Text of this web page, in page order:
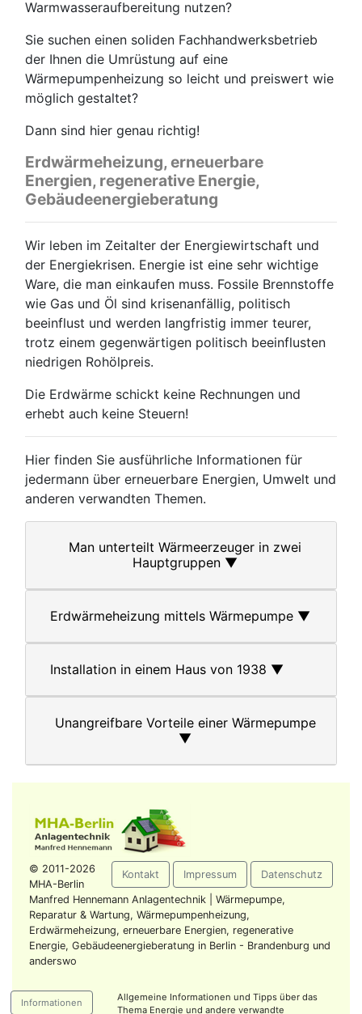
Warmwasseraufbereitung nutzen?
Sie suchen einen soliden Fachhandwerksbetrieb
der Ihnen die Umrüstung auf eine
Wärmepumpenheizung so leicht und preiswert wie
möglich gestaltet?
Dann sind hier genau richtig!
Erdwärmeheizung, erneuerbare
Energien, regenerative Energie,
Gebäudeenergieberatung
Wir leben im Zeitalter der Energiewirtschaft und
der Energiekrisen. Energie ist eine sehr wichtige
Ware, die man einkaufen muss. Fossile Brennstoffe
wie Gas und Öl sind krisenanfällig, politisch
beeinflust und werden langfristig immer teurer,
trotz einem gegenwärtigen politisch beeinflusten
niedrigen Rohölpreis.
Die Erdwärme schickt keine Rechnungen und
erhebt auch keine Steuern!
Hier finden Sie ausführliche Informationen für
jedermann über erneuerbare Energien, Umwelt und
anderen verwandten Themen.
Man unterteilt Wärmeerzeuger in zwei
Hauptgruppen ▼
Erdwärmeheizung mittels Wärmepumpe ▼
Installation in einem Haus von 1938 ▼
Unangreifbare Vorteile einer Wärmepumpe
▼
Kontakt Impressum Datenschutz
© 2011-2026
MHA-Berlin
Manfred Hennemann Anlagentechnik | Wärmepumpe,
Reparatur & Wartung, Wärmepumpenheizung,
Erdwärmeheizung, erneuerbare Energien, regenerative
Energie, Gebäudeenergieberatung in Berlin - Brandenburg und
anderswo
Informationen
Allgemeine Informationen und Tipps über das
Thema Energie und andere verwandte